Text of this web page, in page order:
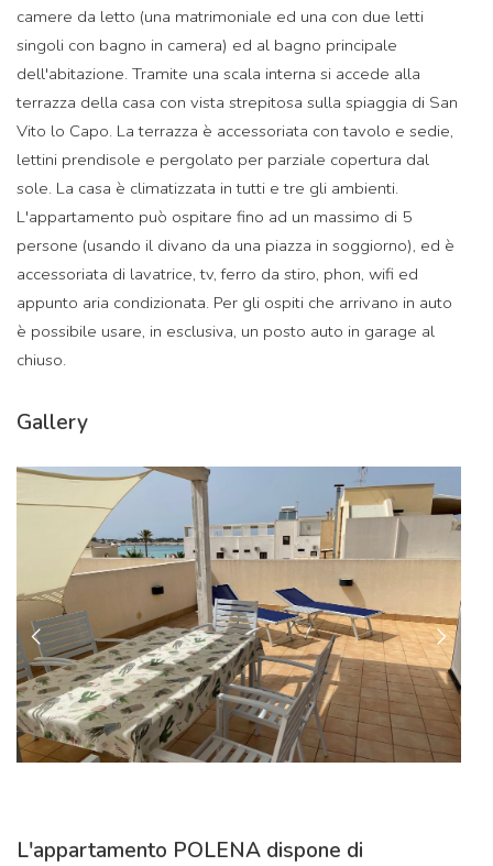
camere da letto (una matrimoniale ed una con due letti
singoli con bagno in camera) ed al bagno principale
dell'abitazione. Tramite una scala interna si accede alla
terrazza della casa con vista strepitosa sulla spiaggia di San
Vito lo Capo. La terrazza è accessoriata con tavolo e sedie,
lettini prendisole e pergolato per parziale copertura dal
sole. La casa è climatizzata in tutti e tre gli ambienti.
L'appartamento può ospitare fino ad un massimo di 5
persone (usando il divano da una piazza in soggiorno), ed è
accessoriata di lavatrice, tv, ferro da stiro, phon, wifi ed
appunto aria condizionata. Per gli ospiti che arrivano in auto
è possibile usare, in esclusiva, un posto auto in garage al
chiuso.
Gallery
L'appartamento POLENA dispone di